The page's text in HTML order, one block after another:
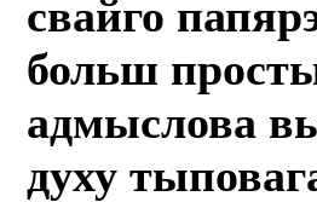
свайго
больш
адмыслова
духу